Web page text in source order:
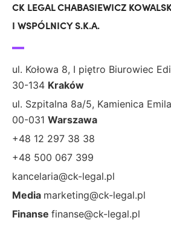
CK LEGAL CHABASIEWICZ
I WSPÓLNICY S.K.A.
ul. Kołowa 8, I piętro Biurowiec
30-134 Kraków
ul. Szpitalna 8a/5, Kamienica
00-031 Warszawa
+48 12 297 38 38
+48 500 067 399
kancelaria@ck-legal.pl
Media marketing@ck-legal.pl
Finanse finanse@ck-legal.pl